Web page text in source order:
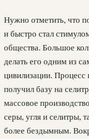
Нужно отметить, что
и быстро стал
общества. Большое
делать его одним из
цивилизации. Процесс
получил базу на
массовое
серы, угля и селитры,
более бездымным.